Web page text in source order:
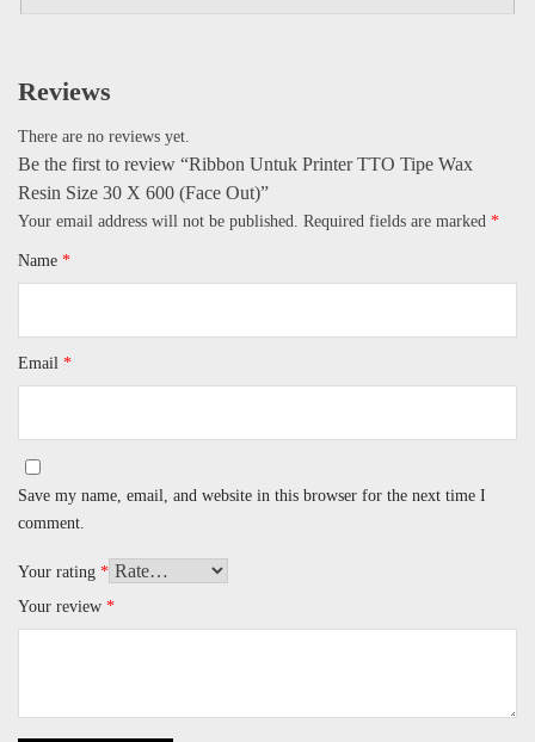
Reviews
There are no reviews yet.
Be the first to review “Ribbon Untuk Printer TTO Tipe Wax
Resin Size 30 X 600 (Face Out)”
Your email address will not be published. Required fields are marked *
Name *
Email *
Save my name, email, and website in this browser for the next time I
comment.
Your rating *
Your review *